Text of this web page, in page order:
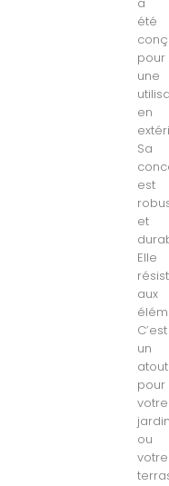
été
pour
une
en
Sa
est
et
Elle
aux
C’est
un
atout
pour
votre
ou
votre